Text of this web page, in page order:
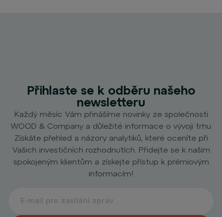
Přihlaste se k odběru našeho
newsletteru
Každý měsíc Vám přinášíme novinky ze společnosti
WOOD & Company a důležité informace o vývoji trhu.
Získáte přehled a názory analytiků, které oceníte při
Vašich investičních rozhodnutích. Přidejte se k našim
spokojeným klientům a získejte přístup k prémiovým
informacím!